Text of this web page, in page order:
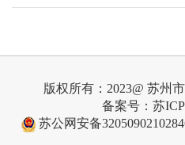
版权所有：2023@ 苏州
备案号：苏
苏公网安备